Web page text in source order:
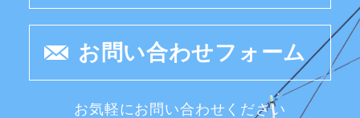
お問い合わせフォーム
お気軽にお問い合わせください